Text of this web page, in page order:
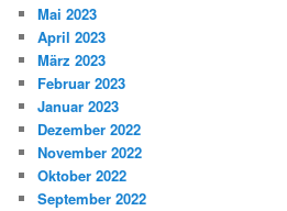
Mai 2023
April 2023
März 2023
Februar 2023
Januar 2023
Dezember 2022
November 2022
Oktober 2022
September 2022